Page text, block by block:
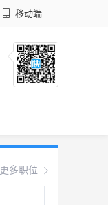
移动端
更多职位